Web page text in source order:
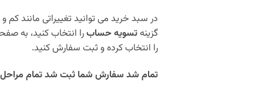
در سبد خرید می توانید تغییراتی مانند کم
گزینهتسویه حسابرا انتخاب کنید، به
را انتخاب کرده و ثبت سفارش کنید.
تمام شد سفارش شما ثبت شد تمام مراحل کمتر از 5 دقیقه